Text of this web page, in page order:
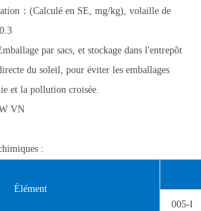
：(Calculé en SE, mg/kg), volaille de
par sacs, et stockage dans l'entrepôt
du soleil, pour éviter les emballages
et la pollution croisée.
VN
:
Élément
005-Ⅰ